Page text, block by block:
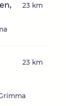
23 km
23 km